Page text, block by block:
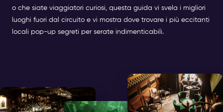
o che siate viaggiatori curiosi, questa guida vi svela i migliori
luoghi fuori dal circuito e vi mostra dove trovare i più eccitanti
locali pop-up segreti per serate indimenticabili.